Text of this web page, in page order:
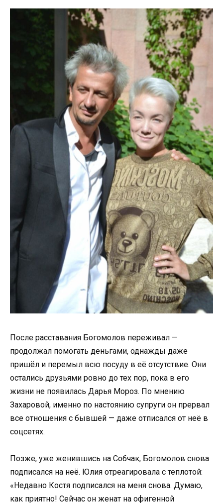
После расставания Богомолов переживал —
продолжал помогать деньгами, однажды даже
пришёл и перемыл всю посуду в её отсутствие. Они
остались друзьями ровно до тех пор, пока в его
жизни не появилась Дарья Мороз. По мнению
Захаровой, именно по настоянию супруги он прервал
все отношения с бывшей — даже отписался от неё в
соцсетях.
Позже, уже женившись на Собчак, Богомолов снова
подписался на неё. Юлия отреагировала с теплотой:
«Недавно Костя подписался на меня снова. Думаю,
как приятно! Сейчас он женат на офигенной